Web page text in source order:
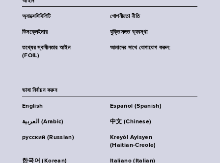
অ্যাক্সেসিবিলিটি গোপনীয়তা নীতি
ডিসক্লেইমার যুক্তিসঙ্গত ব্যবস্থা
তথ্যের স্বাধীনতার আইন
(FOIL)
আমাদের সাথে যোগাযোগ করুন:
ভাষা নির্বাচন করুন
English Español (Spanish)
العربية (Arabic) 中文 (Chinese)
русский (Russian)
Kreyòl Ayisyen
(Haitian-Creole)
한국어 (Korean) Italiano (Italian)